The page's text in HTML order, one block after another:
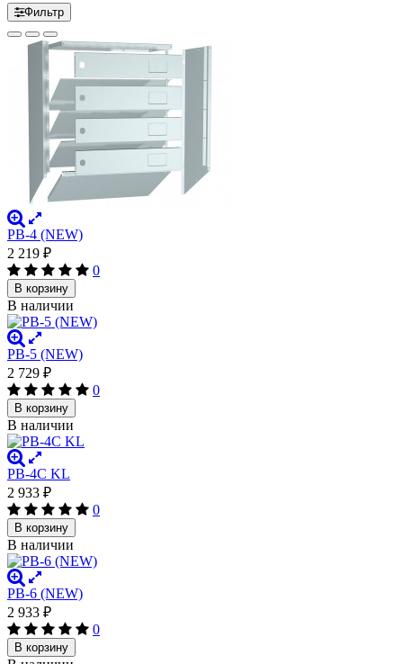
Фильтр
PB-4 (NEW)
2 219 ₽
0
В корзину
В наличии
PB-5 (NEW)
2 729 ₽
0
В корзину
В наличии
PB-4C KL
2 933 ₽
0
В корзину
В наличии
PB-6 (NEW)
2 933 ₽
0
В корзину